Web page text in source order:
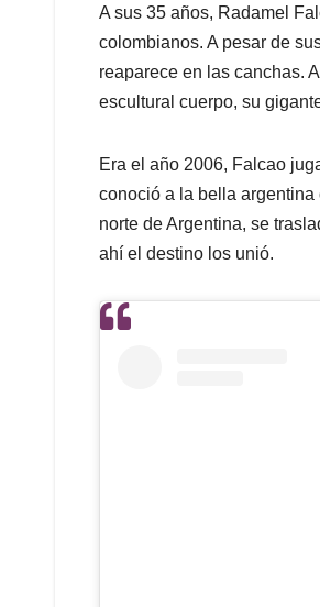
A
p
p
o
o
k
d
I
n
d
s
A sus 35 años, Radamel
colombianos. A pesar de
reaparece en las canchas.
escultural cuerpo, su
Era el año 2006, Falcao
conoció a la bella argentina
norte de Argentina, se
ahí el destino los unió.